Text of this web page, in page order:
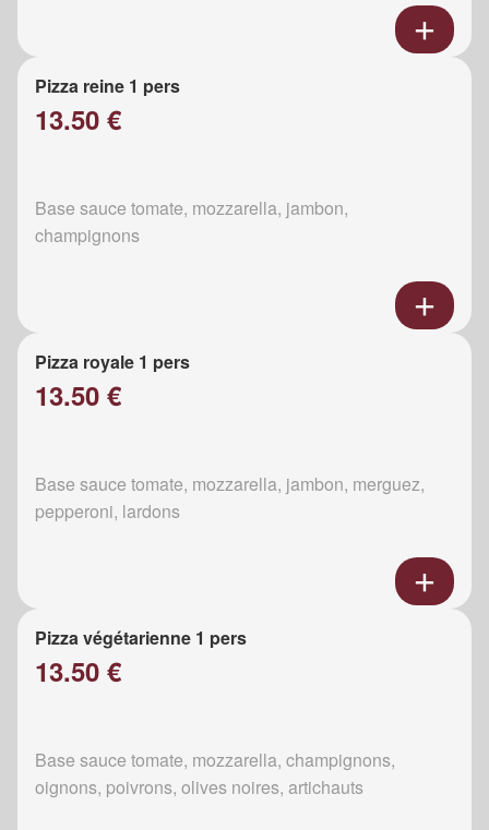
Pizza reine 1 pers
13.50 €
Base sauce tomate, mozzarella, jambon,
champignons
Pizza royale 1 pers
13.50 €
Base sauce tomate, mozzarella, jambon, merguez,
pepperoni, lardons
Pizza végétarienne 1 pers
13.50 €
Base sauce tomate, mozzarella, champignons,
oignons, poivrons, olives noires, artichauts